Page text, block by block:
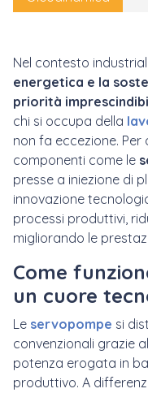
Nel contesto
energetica e la
priorità
chi si occupa della
non fa eccezione.
componenti come le
presse a iniezione di
innovazione
processi produttivi,
migliorando le
Come
un cuore
Le servopompe si
convenzionali grazie
potenza erogata in
produttivo. A